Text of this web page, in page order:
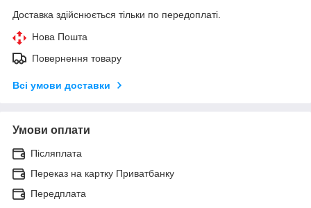
Доставка здійснюється тільки по передоплаті.
Нова Пошта
Повернення товару
Всі умови доставки
Умови оплати
Післяплата
Переказ на картку Приватбанку
Передплата